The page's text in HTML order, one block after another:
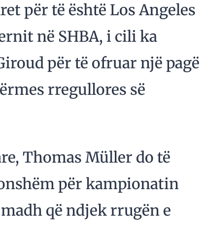
për të është Los Angeles
në SHBA, i cili ka
për të ofruar një pagë
rregullores së
Thomas Müller do të
për kampionatin
që ndjek rrugën e